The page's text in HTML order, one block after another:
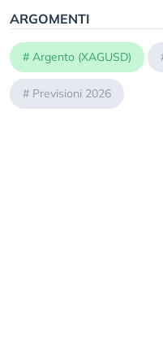
ARGOMENTI
# Argento (XAGUSD)
# Previsioni 2026